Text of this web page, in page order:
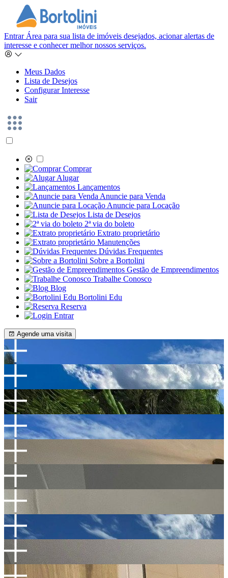
Entrar Área para sua lista de imóveis desejados, acionar alertas de
interesse e conhecer melhor nossos serviços.
Meus Dados
Lista de Desejos
Configurar Interesse
Sair
Comprar
Alugar
Lançamentos
Anuncie para Venda
Anuncie para Locação
Lista de Desejos
2ª via do boleto
Extrato proprietário
Manutenções
Dúvidas Frequentes
Sobre a Bortolini
Gestão de Empreendimentos
Trabalhe Conosco
Blog
Bortolini Edu
Reserva
Entrar
Agende uma visita